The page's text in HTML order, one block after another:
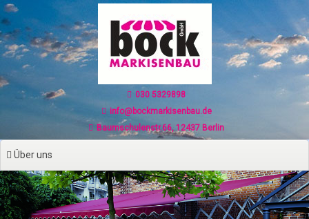
Zum
Inhalt
springen
030 5329898
info@bockmarkisenbau.de
Baumschulenstr.66, 12437 Berlin
Über uns